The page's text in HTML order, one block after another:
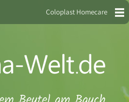
Coloplast Homecare